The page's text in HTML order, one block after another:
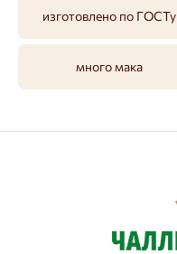
изготовлено по ГОСТу
много мака